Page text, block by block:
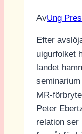
sill”
AvUng
Efter
uigurfolket
landet
MR-
Peter
relation ser